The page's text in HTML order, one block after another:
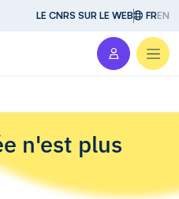
LE CNRS SUR LE WEB FREN
n'est plus